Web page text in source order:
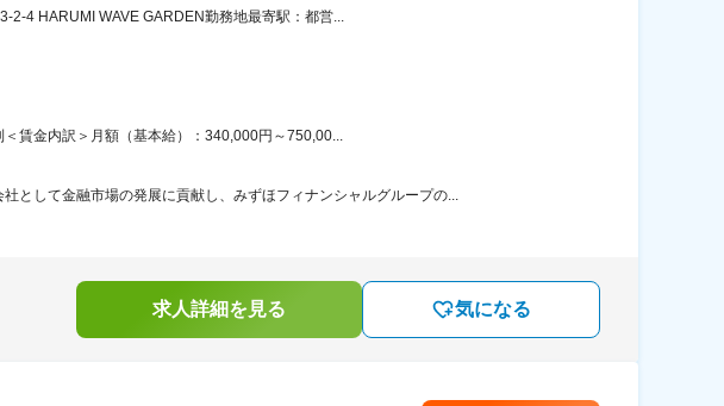
2-4 HARUMI WAVE GARDEN勤務地最寄駅：都営...
賃金内訳＞月額（基本給）：340,000円～750,00...
として金融市場の発展に貢献し、みずほフィナンシャルグループの...
求人詳細を見る 気になる